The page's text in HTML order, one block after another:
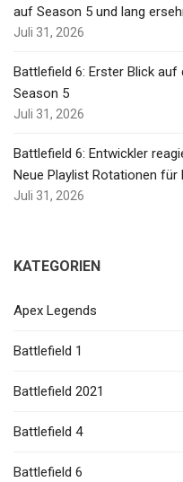
auf Season 5 und lang
Juli 31, 2026
Battlefield 6: Erster Blick auf
Season 5
Juli 31, 2026
Battlefield 6: Entwickler
Neue Playlist Rotationen
Juli 31, 2026
KATEGORIEN
Apex Legends
Battlefield 1
Battlefield 2021
Battlefield 4
Battlefield 6